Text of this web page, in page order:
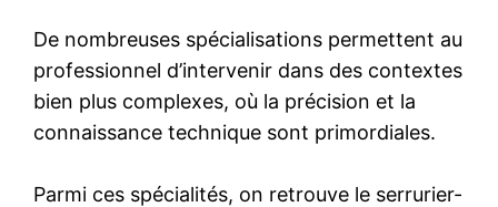
De nombreuses spécialisations permettent au
professionnel d’intervenir dans des contextes
bien plus complexes, où la précision et la
connaissance technique sont primordiales.
Parmi ces spécialités, on retrouve le serrurier-